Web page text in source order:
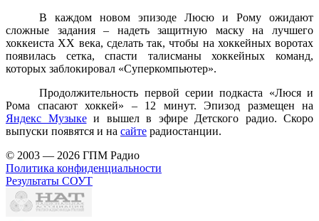
В каждом новом эпизоде Люсю и Рому ожидают
сложные задания – надеть защитную маску на лучшего
хоккеиста XX века, сделать так, чтобы на хоккейных воротах
появилась сетка, спасти талисманы хоккейных команд,
которых заблокировал «Суперкомпьютер».
Продолжительность первой серии подкаста «Люся и
Рома спасают хоккей» – 12 минут. Эпизод размещен на
Яндекс Музыкеи вышел в эфире Детского радио. Скоро
выпуски появятся и на сайте радиостанции.
© 2003 — 2026 ГПМ Радио
Политика конфиденциальности
Результаты СОУТ